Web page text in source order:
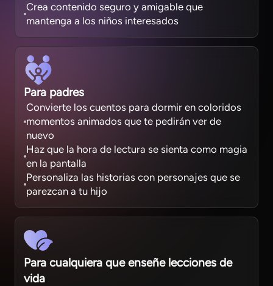
Crea contenido seguro y amigable que
mantenga a los niños interesados
Para padres
Convierte los cuentos para dormir en coloridos
momentos animados que te pedirán ver de
nuevo
Haz que la hora de lectura se sienta como magia
en la pantalla
Personaliza las historias con personajes que se
parezcan a tu hijo
Para cualquiera que enseñe lecciones de
vida